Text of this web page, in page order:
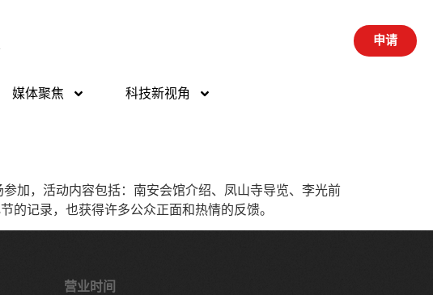
申请
媒体聚焦 科技新视角
加，活动内容包括：南安会馆介绍、凤山寺导览、李光前
记录，也获得许多公众正面和热情的反馈。
营业时间